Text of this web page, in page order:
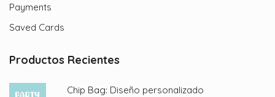
Payments
Saved Cards
Productos Recientes
Chip Bag: Diseño personalizado